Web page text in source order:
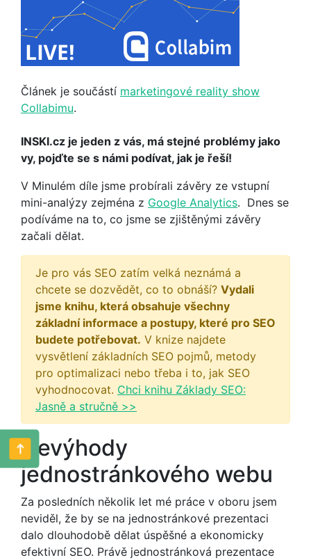
Článek je součástí marketingové reality show
Collabimu.
INSKI.cz je jeden z vás, má stejné problémy jako
vy, pojďte se s námi podívat, jak je řeší!
V Minulém díle jsme probírali závěry ze vstupní
mini-analýzy zejména z Google Analytics. Dnes se
podíváme na to, co jsme se zjištěnými závěry
začali dělat.
Je pro vás SEO zatím velká neznámá a
chcete se dozvědět, co to obnáší? Vydali
jsme knihu, která obsahuje všechny
základní informace a postupy, které pro SEO
budete potřebovat. V knize najdete
vysvětlení základních SEO pojmů, metody
pro optimalizaci nebo třeba i to, jak SEO
vyhodnocovat. Chci knihu Základy SEO:
Jasně a stručně >>
Nevýhody
jednostránkového webu
Za posledních několik let mé práce v oboru jsem
neviděl, že by se na jednostránkové prezentaci
dalo dlouhodobě dělat úspěšné a ekonomicky
efektivní SEO. Právě jednostránková prezentace